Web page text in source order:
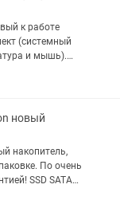
к работе
(системный
и мышь).
Система
новый
накопитель,
По очень
SSD SATA